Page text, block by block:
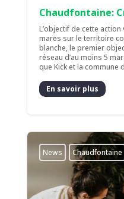
Chaudfontaine:
L’objectif de cette
mares sur le territoire
blanche, le premier
réseau d’au moins 5
que Kick et la commune
En savoir plus
News Chaudfontaine